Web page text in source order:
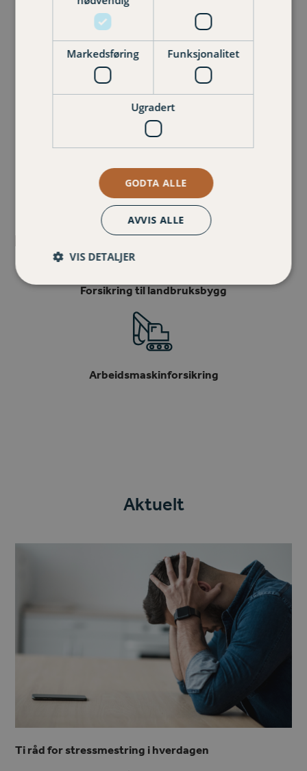
Relaterte forsikringer
Husforsikring
Forsikring til landbruksbygg
Arbeidsmaskinforsikring
Aktuelt
Ti råd for stressmestring i hverdagen
Markedsføring Funksjonalitet
Ugradert
GODTA ALLE
AVVIS ALLE
VIS DETALJER